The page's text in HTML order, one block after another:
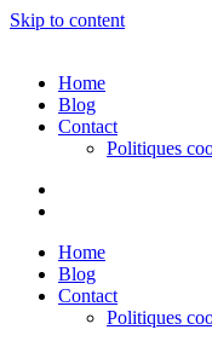
Skip to content
Home
Blog
Contact
Politiques
Home
Blog
Contact
Politiques